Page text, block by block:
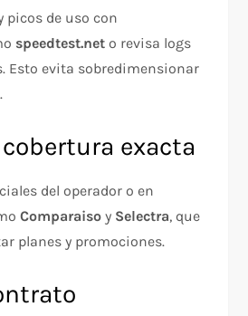
picos de uso con
speedtest.net o revisa logs
Esto evita sobredimensionar
exacta
del operador o en
Comparaiso y Selectra, que
planes y promociones.